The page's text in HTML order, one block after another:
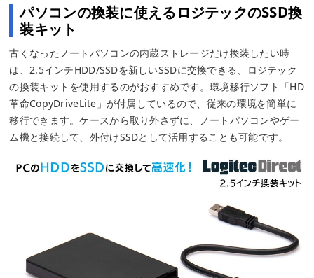
パソコンの換装に使えるロジテックのSSD換
装キット
古くなったノートパソコンの内蔵ストレージだけ換装したい時
は、2.5インチHDD/SSDを新しいSSDに交換できる、ロジテック
の換装キットを使用するのがおすすめです。環境移行ソフト「HD
革命CopyDriveLite」が付属しているので、従来の環境を簡単に
移行できます。ケースから取り外さずに、ノートパソコンやゲー
ム機と接続して、外付けSSDとして活用することも可能です。